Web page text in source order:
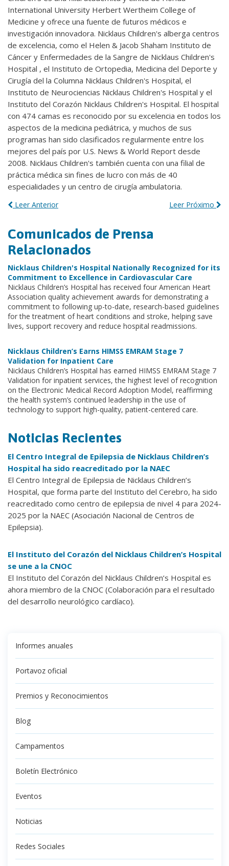
International University Herbert Wertheim College of
Medicine y ofrece una fuente de futuros médicos e
investigación innovadora. Nicklaus Children's alberga centros
de excelencia, como el Helen & Jacob Shaham Instituto de
Cáncer y Enfermedades de la Sangre de Nicklaus Children's
Hospital , el Instituto de Ortopedia, Medicina del Deporte y
Cirugía del la Columna Nicklaus Children's Hospital, el
Instituto de Neurociencias Nicklaus Children's Hospital y el
Instituto del Corazón Nicklaus Children's Hospital. El hospital
con 474 camas es reconocido por su excelencia en todos los
aspectos de la medicina pediátrica, y muchos de sus
programas han sido clasificados regularmente entre los
mejores del país por U.S. News & World Report desde
2008. Nicklaus Children's también cuenta con una filial de
práctica médica sin fines de lucro con más de 40
especialidades y un centro de cirugía ambulatoria.
Leer Anterior Leer Próximo
Comunicados de Prensa
Relacionados
Nicklaus Children's Hospital Nationally Recognized for its
Commitment to Excellence in Cardiovascular Care
Nicklaus Children’s Hospital has received four American Heart
Association quality achievement awards for demonstrating a
commitment to following up-to-date, research-based guidelines
for the treatment of heart conditions and stroke, helping save
lives, support recovery and reduce hospital readmissions.
Nicklaus Children’s Earns HIMSS EMRAM Stage 7
Validation for Inpatient Care
Nicklaus Children’s Hospital has earned HIMSS EMRAM Stage 7
Validation for inpatient services, the highest level of recognition
on the Electronic Medical Record Adoption Model, reaffirming
the health system’s continued leadership in the use of
technology to support high-quality, patient-centered care.
Noticias Recientes
El Centro Integral de Epilepsia de Nicklaus Children’s
Hospital ha sido reacreditado por la NAEC
El Centro Integral de Epilepsia de Nicklaus Children’s
Hospital, que forma parte del Instituto del Cerebro, ha sido
reacreditado como centro de epilepsia de nivel 4 para 2024-
2025 por la NAEC (Asociación Nacional de Centros de
Epilepsia).
El Instituto del Corazón del Nicklaus Children’s Hospital
se une a la CNOC
El Instituto del Corazón del Nicklaus Children’s Hospital es
ahora miembro de la CNOC (Colaboración para el resultado
del desarrollo neurológico cardíaco).
Informes anuales
Portavoz oficial
Premios y Reconocimientos
Blog
Campamentos
Boletín Electrónico
Eventos
Noticias
Redes Sociales